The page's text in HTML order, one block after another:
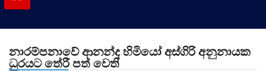
නාරම්පනාවේ ආනන්ද හිමියෝ අස්ගිරි අනුනායක
ධුරයට තේරී පත් වෙති